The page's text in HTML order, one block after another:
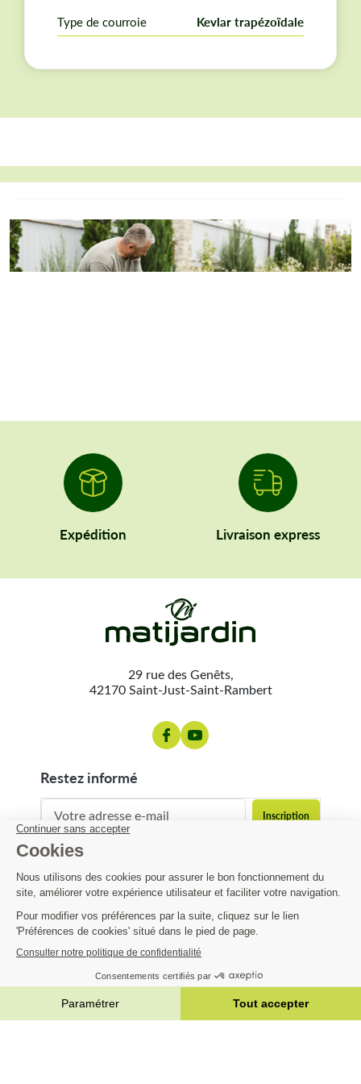
différentes d'une année sur l'autre. Vérifiez vos
dimensions et références d'origine avant de passer
commande.
61,80 €
  AJOUTER AU PANIER
Type de courroie Kevlar trapézoïdale
Expédition Livraison express
29 rue des Genêts,
42170 Saint-Just-Saint-Rambert
restez informé
contact@matijardin.fr 04 81 120 120
Matijardin
Infos pratiques
|Réalisation